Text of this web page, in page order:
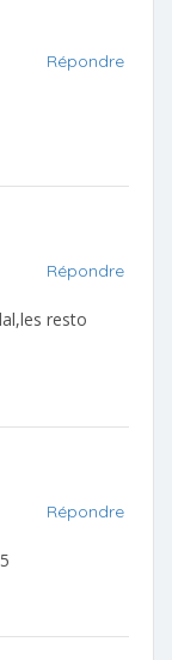
Répondre
Répondre
resto
Répondre